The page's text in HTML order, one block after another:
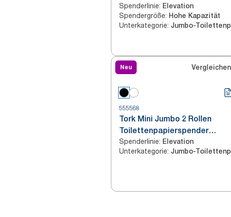
Spenderlinie: Elevation
Spendergröße: Hohe Kapazität
Unterkategorie:
Neu Vergleichen
555568
Tork Mini Jumbo 2 Rollen
Toilettenpapierspender
Schwarz T2
Spenderlinie: Elevation
Unterkategorie: